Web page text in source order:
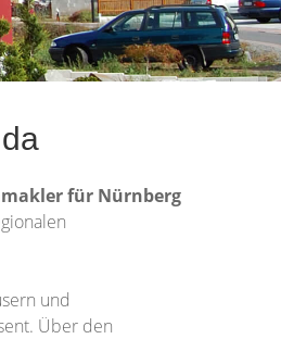
für Nürnberg
und
Über den